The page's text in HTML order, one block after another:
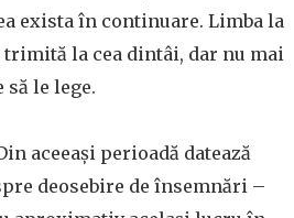
exista în continuare. Limba la
trimită la cea dintâi, dar nu mai
le lege.
aceeași perioadă datează
deosebire de însemnări –